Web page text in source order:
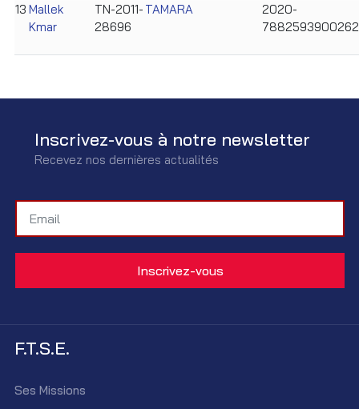
13 Mallek
Kmar
TN-2011-
28696
TAMARA
2020-
Inscrivez-vous à notre newsletter
Recevez nos dernières actualités
F.T.S.E.
Ses Missions